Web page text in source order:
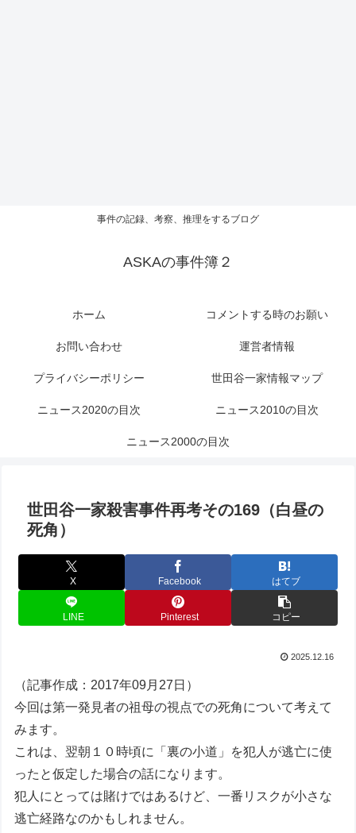
事件の記録、考察、推理をするブログ
ASKAの事件簿２
ホーム コメントする時のお願い
お問い合わせ 運営者情報
プライバシーポリシー 世田谷一家情報マップ
ニュース2020の目次 ニュース2010の目次
ニュース2000の目次
世田谷一家殺害事件再考その169（白昼の
死角）
X Facebook はてブ
LINE Pinterest コピー
2025.12.16
（記事作成：2017年09月27日）
今回は第一発見者の祖母の視点での死角について考えて
みます。
これは、翌朝１０時頃に「裏の小道」を犯人が逃亡に使
ったと仮定した場合の話になります。
犯人にとっては賭けではあるけど、一番リスクが小さな
逃亡経路なのかもしれません。